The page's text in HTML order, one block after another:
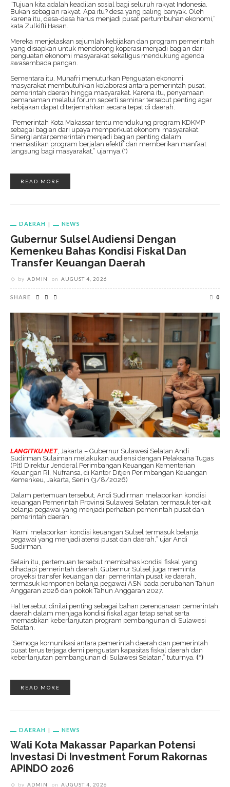
“Tujuan kita adalah keadilan sosial bagi seluruh rakyat Indonesia.
Bukan sebagian rakyat. Apa itu? desa yang paling banyak. Oleh
karena itu, desa-desa harus menjadi pusat pertumbuhan ekonomi,”
kata Zulkifli Hasan.
Mereka menjelaskan sejumlah kebijakan dan program pemerintah
yang disiapkan untuk mendorong koperasi menjadi bagian dari
penguatan ekonomi masyarakat sekaligus mendukung agenda
swasembada pangan.
Sementara itu, Munafri menuturkan Penguatan ekonomi
masyarakat membutuhkan kolaborasi antara pemerintah pusat,
pemerintah daerah hingga masyarakat. Karena itu, penyamaan
pemahaman melalui forum seperti seminar tersebut penting agar
kebijakan dapat diterjemahkan secara tepat di daerah.
“Pemerintah Kota Makassar tentu mendukung program KDKMP
sebagai bagian dari upaya memperkuat ekonomi masyarakat.
Sinergi antarpemerintah menjadi bagian penting dalam
memastikan program berjalan efektif dan memberikan manfaat
langsung bagi masyarakat,” ujarnya.(*)
READ MORE
DAERAH NEWS
Gubernur Sulsel Audiensi Dengan
Kemenkeu Bahas Kondisi Fiskal Dan
Transfer Keuangan Daerah
by ADMIN on AUGUST 4, 2026
SHARE 0
LANGITKU.NET, Jakarta – Gubernur Sulawesi Selatan Andi
Sudirman Sulaiman melakukan audiensi dengan Pelaksana Tugas
(Plt) Direktur Jenderal Perimbangan Keuangan Kementerian
Keuangan RI, Nufransa, di Kantor Ditjen Perimbangan Keuangan
Kemenkeu, Jakarta, Senin (3/8/2026)
Dalam pertemuan tersebut, Andi Sudirman melaporkan kondisi
keuangan Pemerintah Provinsi Sulawesi Selatan, termasuk terkait
belanja pegawai yang menjadi perhatian pemerintah pusat dan
pemerintah daerah.
“Kami melaporkan kondisi keuangan Sulsel termasuk belanja
pegawai yang menjadi atensi pusat dan daerah,” ujar Andi
Sudirman.
Selain itu, pertemuan tersebut membahas kondisi fiskal yang
dihadapi pemerintah daerah. Gubernur Sulsel juga meminta
proyeksi transfer keuangan dari pemerintah pusat ke daerah,
termasuk komponen belanja pegawai ASN pada perubahan Tahun
Anggaran 2026 dan pokok Tahun Anggaran 2027.
Hal tersebut dinilai penting sebagai bahan perencanaan pemerintah
daerah dalam menjaga kondisi fiskal agar tetap sehat serta
memastikan keberlanjutan program pembangunan di Sulawesi
Selatan.
“Semoga komunikasi antara pemerintah daerah dan pemerintah
pusat terus terjaga demi penguatan kapasitas fiskal daerah dan
keberlanjutan pembangunan di Sulawesi Selatan,” tuturnya. (*)
READ MORE
DAERAH NEWS
Wali Kota Makassar Paparkan Potensi
Investasi Di Investment Forum Rakornas
APINDO 2026
by ADMIN on AUGUST 4, 2026